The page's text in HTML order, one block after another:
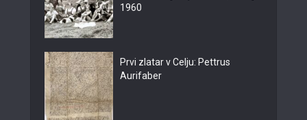
1960
Prvi zlatar v Celju: Pettrus
Aurifaber